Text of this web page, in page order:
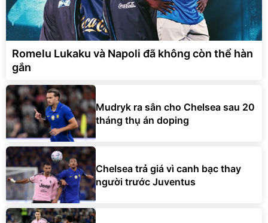
Romelu Lukaku và Napoli đã không còn thể hàn
gắn
Mudryk ra sân cho Chelsea sau 20
tháng thụ án doping
Chelsea trả giá vì canh bạc thay
người trước Juventus